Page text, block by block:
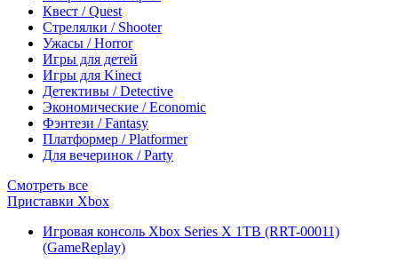
Квест / Quest
Стрелялки / Shooter
Ужасы / Horror
Игры для детей
Игры для Kinect
Детективы / Detective
Экономические / Economic
Фэнтези / Fantasy
Платформер / Platformer
Для вечеринок / Party
Смотреть все
Приставки Xbox
Игровая консоль Xbox Series X 1TB (RRT-00011)
(GameReplay)